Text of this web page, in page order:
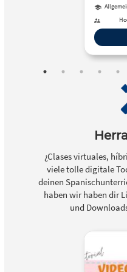
man
¿Clases virtuales,
viele tolle digitale
deinen
haben wir haben dir
und